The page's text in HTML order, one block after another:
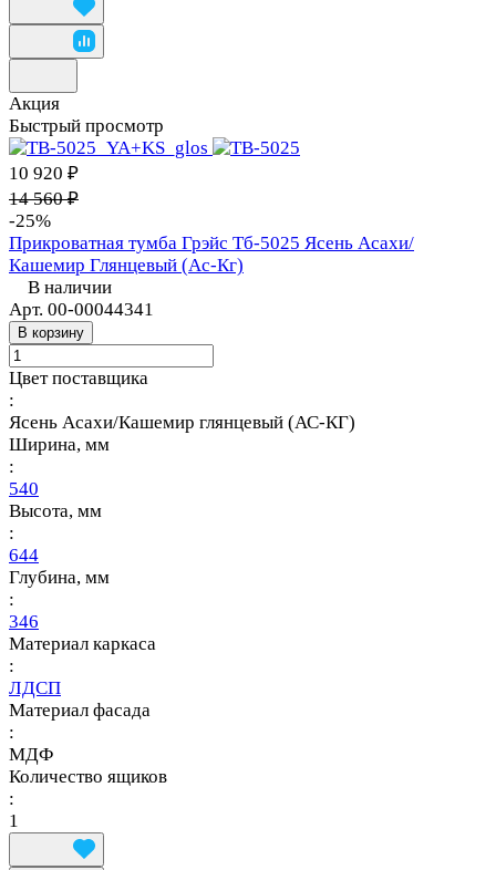
Акция
Быстрый просмотр
10 920 ₽
14 560 ₽
-25%
Прикроватная тумба Грэйс Тб-5025 Ясень Асахи/
Кашемир Глянцевый (Ас-Кг)
В наличии
Арт. 00-00044341
В корзину
Цвет поставщика
:
Ясень Асахи/Кашемир глянцевый (АС-КГ)
Ширина, мм
:
540
Высота, мм
:
644
Глубина, мм
:
346
Материал каркаса
:
ЛДСП
Материал фасада
:
МДФ
Количество ящиков
:
1